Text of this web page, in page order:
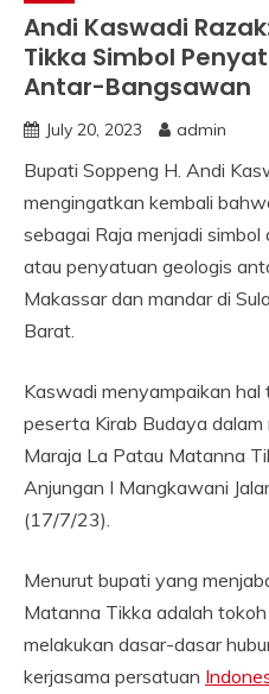
Andi Kaswadi
Tikka Simbol
Antar-Bangsawan
July 20, 2023 admin
Bupati Soppeng H. Andi
mengingatkan kembali
sebagai Raja menjadi
atau penyatuan geologis
Makassar dan mandar di
Barat.
Kaswadi menyampaikan
peserta Kirab Budaya
Maraja La Patau Matanna
Anjungan I Mangkawani
(17/7/23).
Menurut bupati yang
Matanna Tikka adalah
melakukan dasar-dasar
kerjasama persatuan